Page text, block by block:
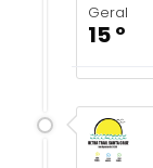
Geral
15 º